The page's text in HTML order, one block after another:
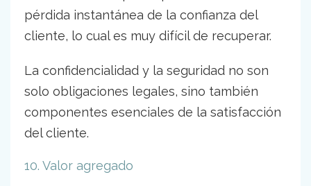
pérdida instantánea de la confianza del
cliente, lo cual es muy difícil de recuperar.
La confidencialidad y la seguridad no son
solo obligaciones legales, sino también
componentes esenciales de la satisfacción
del cliente.
10. Valor agregado